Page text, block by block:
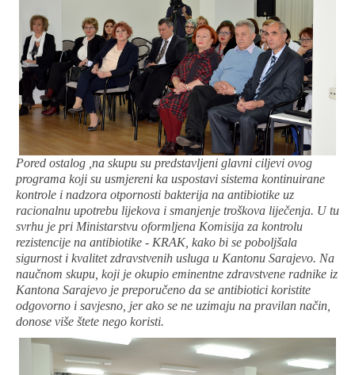
Pored ostalog ,na skupu su predstavljeni glavni ciljevi ovog
programa koji su usmjereni ka uspostavi sistema kontinuirane
kontrole i nadzora otpornosti bakterija na antibiotike uz
racionalnu upotrebu lijekova i smanjenje troškova liječenja. U tu
svrhu je pri Ministarstvu oformljena Komisija za kontrolu
rezistencije na antibiotike - KRAK, kako bi se poboljšala
sigurnost i kvalitet zdravstvenih usluga u Kantonu Sarajevo. Na
naučnom skupu, koji je okupio eminentne zdravstvene radnike iz
Kantona Sarajevo je preporučeno da se antibiotici koristite
odgovorno i savjesno, jer ako se ne uzimaju na pravilan način,
donose više štete nego koristi.